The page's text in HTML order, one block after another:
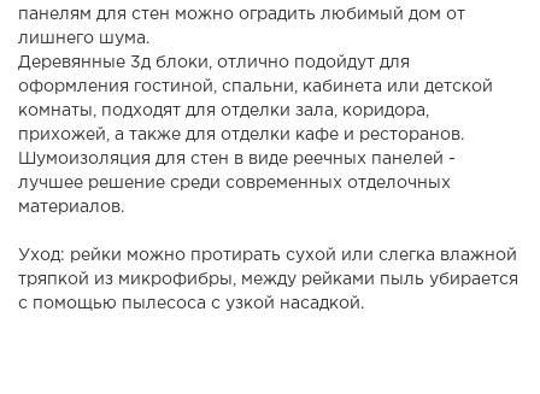
панелям для стен можно оградить любимый дом от
лишнего шума.
Деревянные 3д блоки, отлично подойдут для
оформления гостиной, спальни, кабинета или детской
комнаты, подходят для отделки зала, коридора,
прихожей, а также для отделки кафе и ресторанов.
Шумоизоляция для стен в виде реечных панелей -
лучшее решение среди современных отделочных
материалов.
Уход: рейки можно протирать сухой или слегка влажной
тряпкой из микрофибры, между рейками пыль убирается
с помощью пылесоса с узкой насадкой.